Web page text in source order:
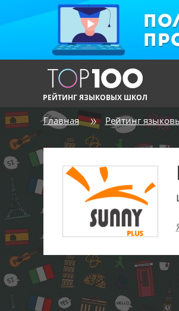
РЕЙТИНГ ЯЗЫКОВЫХ ШКОЛ
Главная Рейтинг